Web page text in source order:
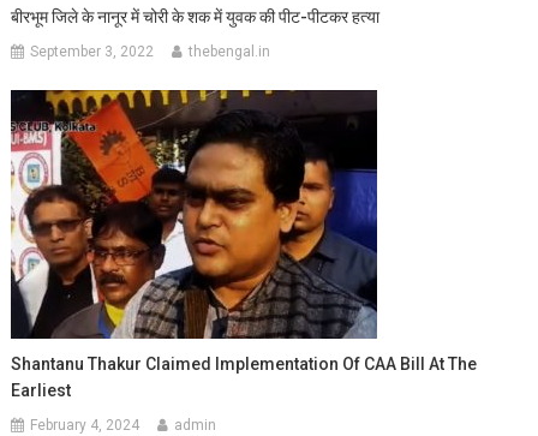
बीरभूम जिले के नानूर में चोरी के शक में युवक की पीट-पीटकर हत्या
September 3, 2022 thebengal.in
Shantanu Thakur Claimed Implementation Of CAA Bill At The
Earliest
February 4, 2024 admin